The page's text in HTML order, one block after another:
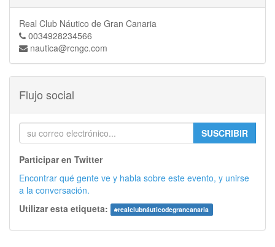
Real Club Náutico de Gran Canaria
0034928234566
nautica@rcngc.com
Flujo social
SUSCRIBIR
Participar en Twitter
Encontrar qué gente ve y habla sobre este evento, y unirse
a la conversación.
Utilizar esta etiqueta:
#realclubnáuticodegrancanaria